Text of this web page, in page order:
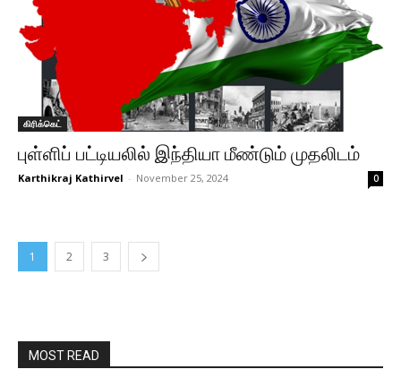
கிரிக்கெட்
புள்ளிப் பட்டியலில் இந்தியா மீண்டும் முதலிடம்
Karthikraj Kathirvel - November 25, 2024 0
1 2 3
MOST READ